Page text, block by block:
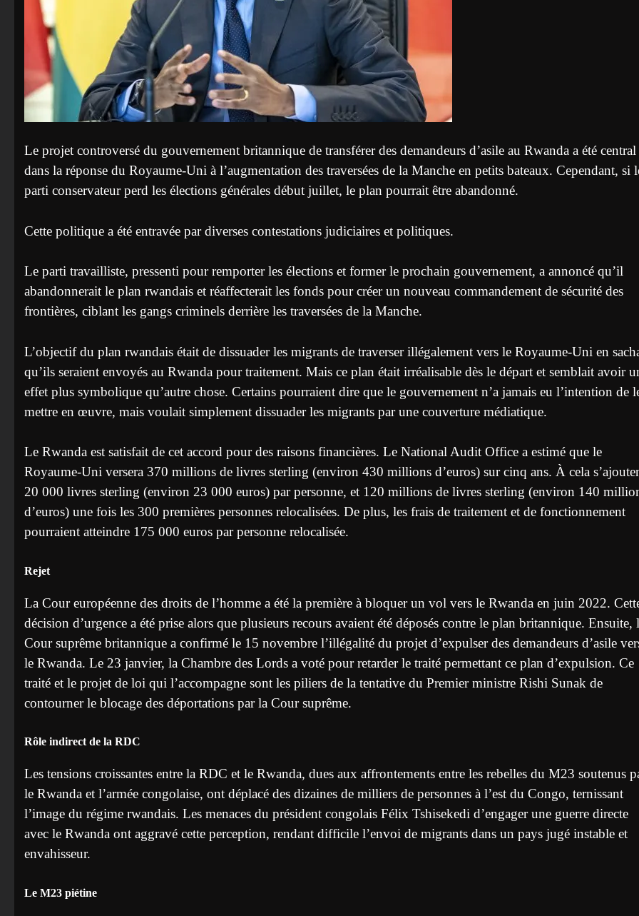
Le projet controversé du gouvernement britannique de transférer des demandeurs d’asile au Rwanda a été central
dans la réponse du Royaume-Uni à l’augmentation des traversées de la Manche en petits bateaux. Cependant, si
parti conservateur perd les élections générales début juillet, le plan pourrait être abandonné.
Cette politique a été entravée par diverses contestations judiciaires et politiques.
Le parti travailliste, pressenti pour remporter les élections et former le prochain gouvernement, a annoncé qu’il
abandonnerait le plan rwandais et réaffecterait les fonds pour créer un nouveau commandement de sécurité des
frontières, ciblant les gangs criminels derrière les traversées de la Manche.
L’objectif du plan rwandais était de dissuader les migrants de traverser illégalement vers le Royaume-Uni en
qu’ils seraient envoyés au Rwanda pour traitement. Mais ce plan était irréalisable dès le départ et semblait avoir
effet plus symbolique qu’autre chose. Certains pourraient dire que le gouvernement n’a jamais eu l’intention de
mettre en œuvre, mais voulait simplement dissuader les migrants par une couverture médiatique.
Le Rwanda est satisfait de cet accord pour des raisons financières. Le National Audit Office a estimé que le
Royaume-Uni versera 370 millions de livres sterling (environ 430 millions d’euros) sur cinq ans. À cela
20 000 livres sterling (environ 23 000 euros) par personne, et 120 millions de livres sterling (environ 140
d’euros) une fois les 300 premières personnes relocalisées. De plus, les frais de traitement et de fonctionnement
pourraient atteindre 175 000 euros par personne relocalisée.
Rejet
La Cour européenne des droits de l’homme a été la première à bloquer un vol vers le Rwanda en juin 2022.
décision d’urgence a été prise alors que plusieurs recours avaient été déposés contre le plan britannique. Ensuite,
Cour suprême britannique a confirmé le 15 novembre l’illégalité du projet d’expulser des demandeurs d’asile
le Rwanda. Le 23 janvier, la Chambre des Lords a voté pour retarder le traité permettant ce plan d’expulsion. Ce
traité et le projet de loi qui l’accompagne sont les piliers de la tentative du Premier ministre Rishi Sunak de
contourner le blocage des déportations par la Cour suprême.
Rôle indirect de la RDC
Les tensions croissantes entre la RDC et le Rwanda, dues aux affrontements entre les rebelles du M23 soutenus
le Rwanda et l’armée congolaise, ont déplacé des dizaines de milliers de personnes à l’est du Congo, ternissant
l’image du régime rwandais. Les menaces du président congolais Félix Tshisekedi d’engager une guerre directe
avec le Rwanda ont aggravé cette perception, rendant difficile l’envoi de migrants dans un pays jugé instable et
envahisseur.
Le M23 piétine